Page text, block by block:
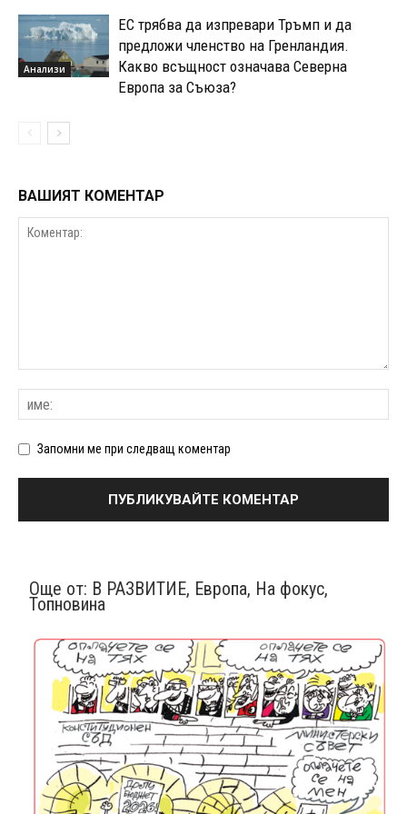
Анализи
ЕС трябва да изпревари Тръмп и да
предложи членство на Гренландия.
Какво всъщност означава Северна
Европа за Съюза?
ВАШИЯТ КОМЕНТАР
Запомни ме при следващ коментар
Още от: В РАЗВИТИЕ, Европа, На фокус,
Топновина